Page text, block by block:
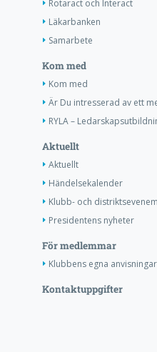
Rotaract och Interact
Läkarbanken
Samarbete
Kom med
Kom med
Är Du intresserad av ett
RYLA –
Aktuellt
Aktuellt
Händelsekalender
Klubb- och
Presidentens nyheter
För medlemmar
Klubbens egna anvisningar
Kontaktuppgifter